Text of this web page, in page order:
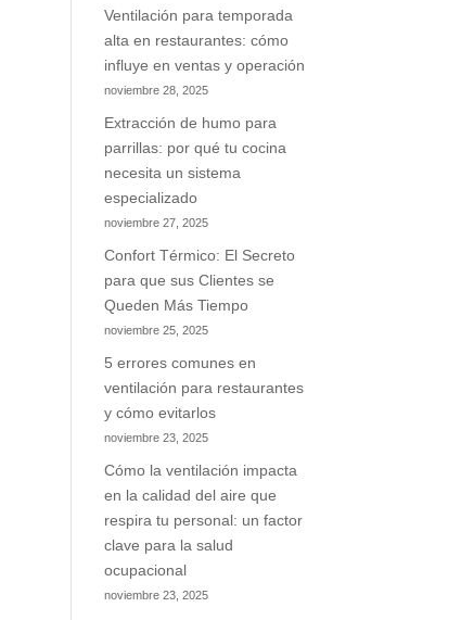
Ventilación para temporada
alta en restaurantes: cómo
influye en ventas y operación
noviembre 28, 2025
Extracción de humo para
parrillas: por qué tu cocina
necesita un sistema
especializado
noviembre 27, 2025
Confort Térmico: El Secreto
para que sus Clientes se
Queden Más Tiempo
noviembre 25, 2025
5 errores comunes en
ventilación para restaurantes
y cómo evitarlos
noviembre 23, 2025
Cómo la ventilación impacta
en la calidad del aire que
respira tu personal: un factor
clave para la salud
ocupacional
noviembre 23, 2025